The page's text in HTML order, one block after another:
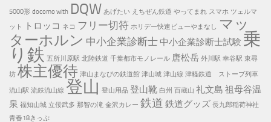
5000形 docomo with DQW あげたい えちぜん鉄道 やってまれ スマホ ツェルマ
ット
トロッコ ネコ フリー切符 ホリデー快速ビューやまなし マッ
ターホルン 中小企業診断士 中小企業診断士試験 乗
り鉄 五所川原駅 北陸鉄道 千葉都市モノレール 唐松岳 外川駅 幸谷駅 東尋
坊 株主優待 津山まなびの鉄道館 津山城 津山線 津軽鉄道 ストーブ列車
流山駅 流鉄流山線 登山 登山用品 登山靴 白州 百蔵山 礼文島 祖母谷温
泉 福知山城 立佞武多 那智の滝 金沢カレー 鉄道 鉄道グッズ 長九郎稲荷神社
青春18きっぷ